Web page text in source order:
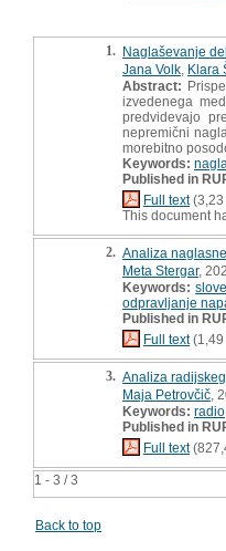
1 - 3 / 3
1. Naglaševanje
Jana Volk Klara
Abstract:
izvedenega
predvidevajo
nepremični
morebitno
Keywords:
Published in
Full text(3,23
This document
2. Analiza
Meta Stergar,
Keywords:
odpravljanje
Published in
Full text(1,49
3. Analiza
Maja Petrovčič ,
Keywords: radio
Published in
Full text
Back to top